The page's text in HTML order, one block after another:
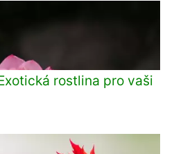
rostlina pro vaši